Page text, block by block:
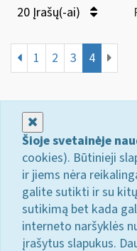
20 Įrašų(-ai)
1 2 3 4
Šioje svetainėje
cookies). Būtinieji
ir jiems nėra
galite sutikti ir su
sutikimą bet kada
interneto naršyklės
įrašytus slapukus.